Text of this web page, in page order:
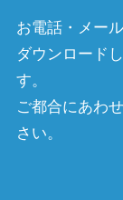
お電話・メー
ダウンロード
す。
ご都合にあわ
さい。